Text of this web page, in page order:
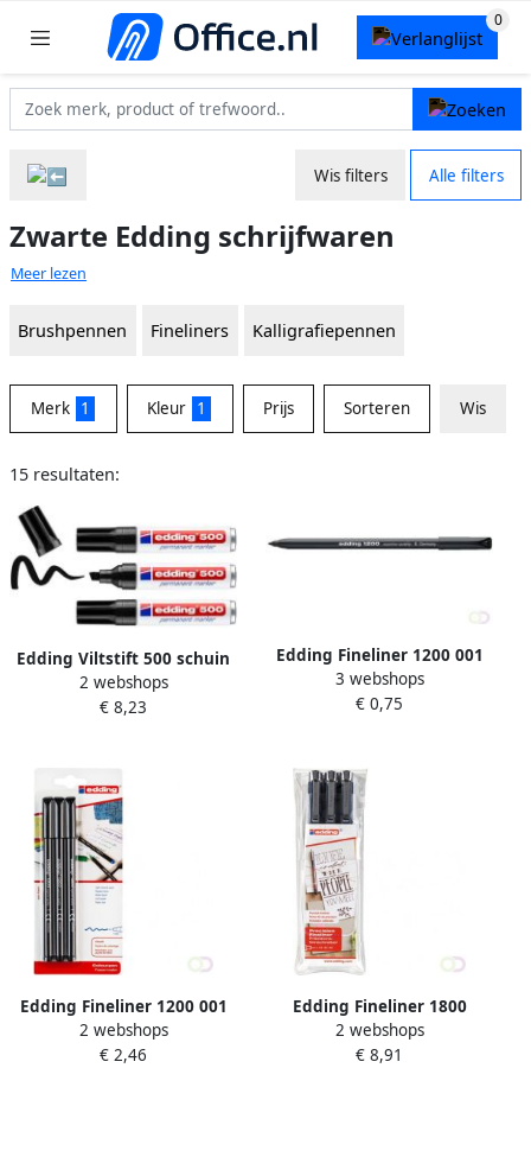
Wis filters Alle filters
Zwarte Edding schrijfwaren
Meer lezen
Brushpennen Fineliners Kalligrafiepennen
Merk 1 Kleur 1 Prijs Sorteren Wis
15 resultaten:
Edding Viltstift 500 schuin
2-7mm zwart blisterà 3
stuks
2 webshops
€ 8,23
Edding Fineliner 1200 001
fijn zwart
3 webshops
€ 0,75
Edding Fineliner 1200 001
fijn zwart blister Ã 3 stuks
2 webshops
€ 2,46
Edding Fineliner 1800
0.25mm 0.35mm 0.5mm
zwart set Ã 3 stuks
2 webshops
€ 8,91